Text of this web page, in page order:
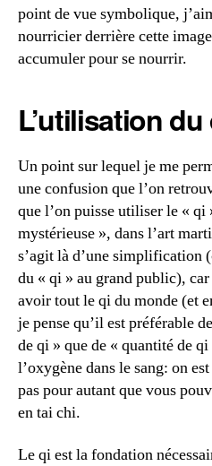
point de vue symbolique,
nourricier derrière cette
accumuler pour se nourrir.
L’utilisation
Un point sur lequel je me
une confusion que l’on
que l’on puisse utiliser le « qi
mystérieuse », dans l’art
s’agit là d’une simplification
du « qi » au grand public),
avoir tout le qi du monde (et
je pense qu’il est préférable
de qi » que de « quantité de
l’oxygène dans le sang: on
pas pour autant que vous
en tai chi.
Le qi est la fondation